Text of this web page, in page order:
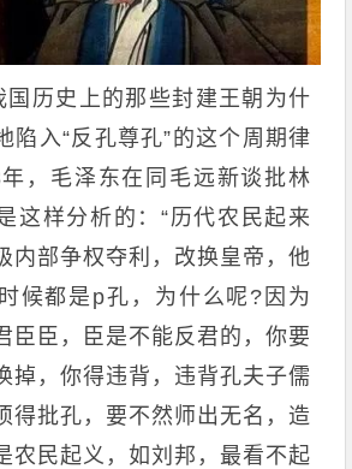
史上的那些封建王朝为什
陷入“反孔尊孔”的这个周期律
，毛泽东在同毛远新谈批林
这样分析的：“历代农民起来
内部争权夺利，改换皇帝，他
候都是p孔，为什么呢?因为
臣臣，臣是不能反君的，你要
掉，你得违背，违背孔夫子儒
得批孔，要不然师出无名，造
农民起义，如刘邦，最看不起